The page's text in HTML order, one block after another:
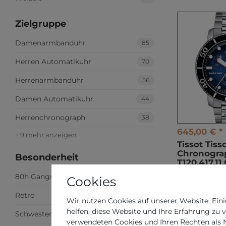
Zielgruppe
Damenarmbanduhr 85
Herren Automatikuhr 70
Herrenarmbanduhr 56
Damen Automatikuhr 44
Herrenchronograph 38
+ 9 mehr anzeigen
Besonderheit
80h Gangreserve
Retro
Schwesternuhr – Pulsskala 3
645,00 € *
Tissot
Cookies
Wir nutzen Cookies auf unserer Website.
helfen, diese Website und Ihre Erfahrung zu
verwendeten Cookies und Ihren Rechten als